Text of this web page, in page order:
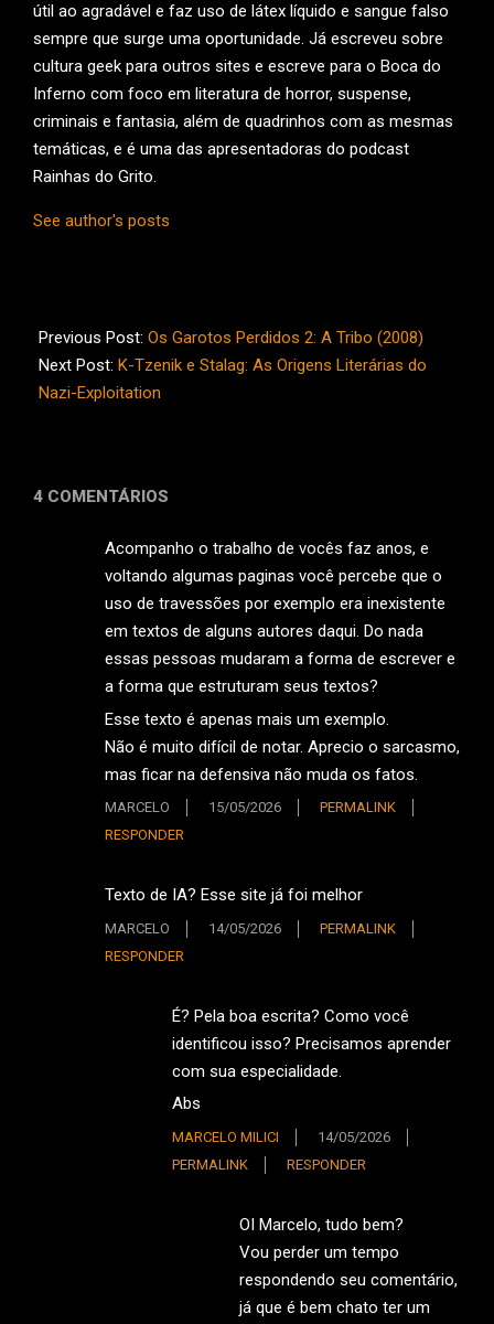
útil ao agradável e faz uso de látex líquido e sangue falso
sempre que surge uma oportunidade. Já escreveu sobre
cultura geek para outros sites e escreve para o Boca do
Inferno com foco em literatura de horror, suspense,
criminais e fantasia, além de quadrinhos com as mesmas
temáticas, e é uma das apresentadoras do podcast
Rainhas do Grito.
See author's posts
05-
12
Previous Post: Os Garotos Perdidos 2: A Tribo (2008)
Next Post: K-Tzenik e Stalag: As Origens Literárias do
Nazi-Exploitation
4 COMENTÁRIOS
Acompanho o trabalho de vocês faz anos, e
voltando algumas paginas você percebe que o
uso de travessões por exemplo era inexistente
em textos de alguns autores daqui. Do nada
essas pessoas mudaram a forma de escrever e
a forma que estruturam seus textos?
Esse texto é apenas mais um exemplo.
Não é muito difícil de notar. Aprecio o sarcasmo,
mas ficar na defensiva não muda os fatos.
MARCELO 15/05/2026
PERMALINK
RESPONDER
Texto de IA? Esse site já foi melhor
MARCELO 14/05/2026
PERMALINK
RESPONDER
É? Pela boa escrita? Como você
identificou isso? Precisamos aprender
com sua especialidade.
Abs
MARCELO MILICI
14/05/2026
PERMALINK
RESPONDER
OI Marcelo, tudo bem?
Vou perder um tempo
respondendo seu comentário,
já que é bem chato ter um